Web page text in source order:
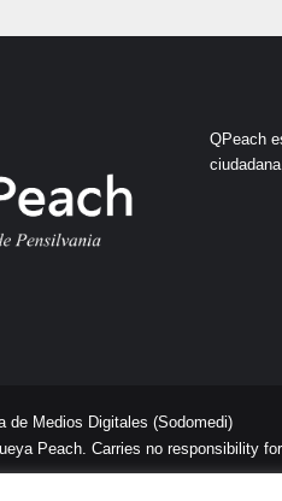
QPeach
de Medios Digitales (Sodomedi)
Peach. Carries no responsibility